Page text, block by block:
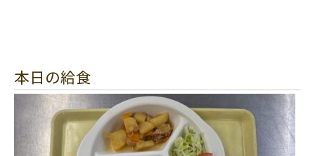
本日の給食